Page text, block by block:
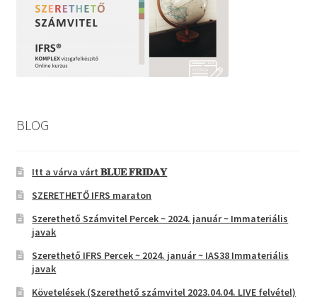
BLOG
Itt a várva várt 𝐁𝐋𝐔𝐄 𝐅𝐑𝐈𝐃𝐀𝐘
SZERETHETŐ IFRS maraton
Szerethető Számvitel Percek ~ 2024. január ~ Immateriális
javak
Szerethető IFRS Percek ~ 2024. január ~ IAS38 Immateriális
javak
Követelések (Szerethető számvitel 2023.04.04. LIVE felvétel)